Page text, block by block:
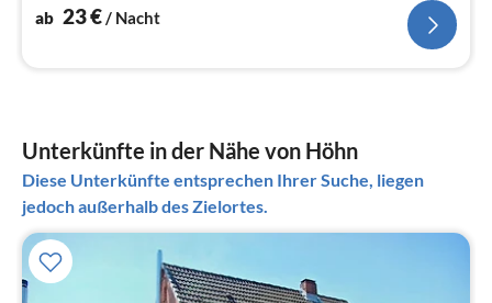
ab 23€/ Nacht
Unterkünfte in der Nähe von Höhn
Diese Unterkünfte entsprechen Ihrer Suche, liegen
jedoch außerhalb des Zielortes.